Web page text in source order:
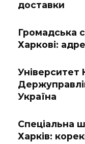
доставки
Громадська
Харкові:
Університет
Україна
Спеціальна
Харків: